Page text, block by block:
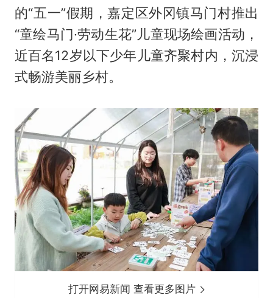
的“五一”假期，嘉定区外冈镇马门村推出
“童绘马门·劳动生花”儿童现场绘画活动，
近百名12岁以下少年儿童齐聚村内，沉浸
式畅游美丽乡村。
打开网易新闻 查看更多图片